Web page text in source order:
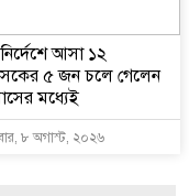
নির্দেশে আসা ১২
৫ জন চলে গেলেন
মধ্যেই
৮ অগাস্ট, ২০২৬